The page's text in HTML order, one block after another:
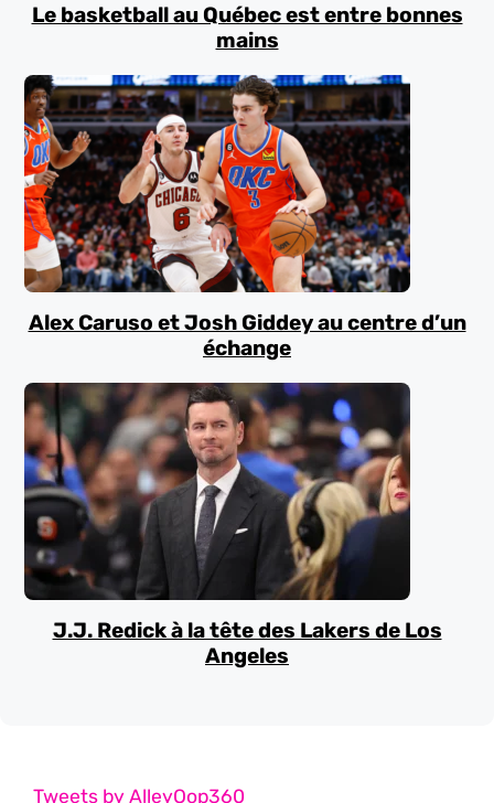
Le basketball au Québec est entre bonnes
mains
Alex Caruso et Josh Giddey au centre d’un
échange
J.J. Redick à la tête des Lakers de Los
Angeles
Tweets by AlleyOop360